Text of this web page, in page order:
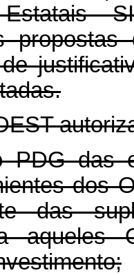
-
das
dos
das
aqueles